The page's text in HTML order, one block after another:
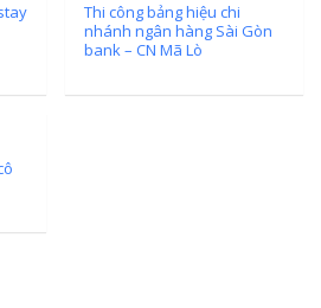
Thi công bảng hiệu chi
nhánh ngân hàng Sài Gòn
bank – CN Mã Lò